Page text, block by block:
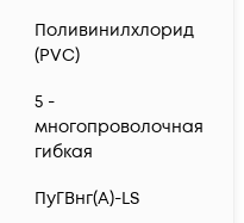
Поливинилхлорид
(PVC)
5 -
многопроволочная
гибкая
ПуГВнг(А)-LS